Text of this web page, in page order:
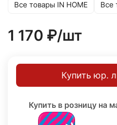
Все товары IN HOME Все
1 170 ₽/шт
Купить юр.
Купить в розницу на